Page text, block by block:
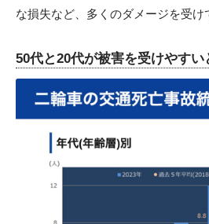
な損失など、多くのダメージを受け
50代と20代が被害を受けやすい